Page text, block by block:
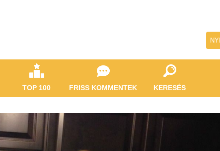
TOP 100 FRISS KOMMENTEK KERESÉS